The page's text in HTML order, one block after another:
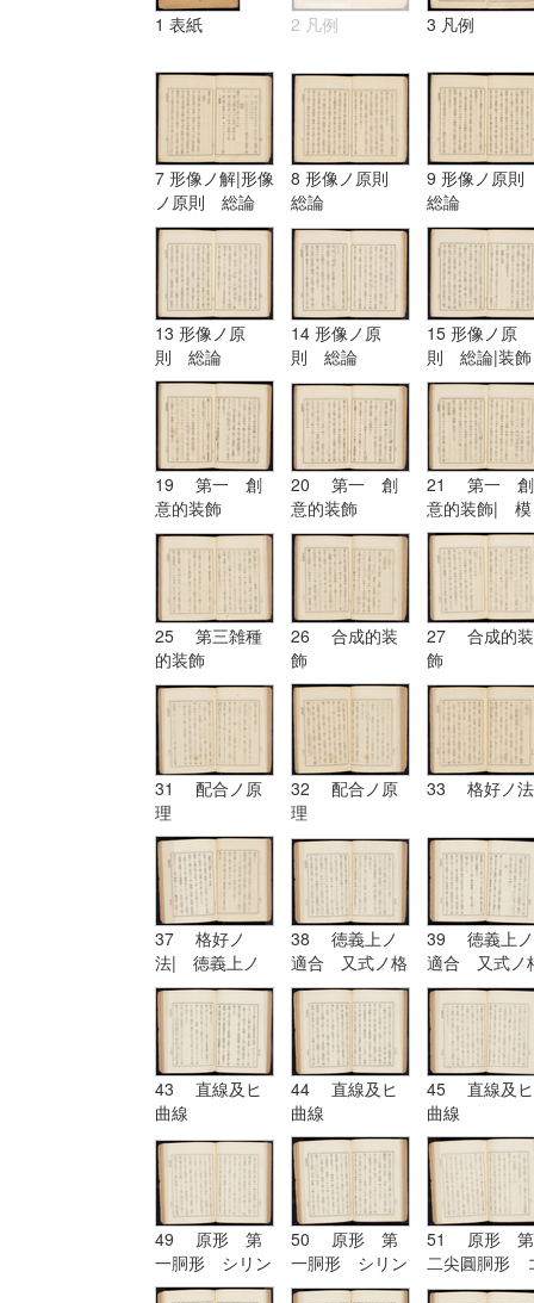
1 表紙 2 凡例 3 凡例
7 形像ノ解|形像
ノ原則 総論
8 形像ノ原則
総論
9 形像ノ原
総論
13 形像ノ原
則 総論
14 形像ノ原
則 総論
15 形像ノ原
則 総論|装飾
ノ原理
19 第一 創
意的装飾
20 第一 創
意的装飾
21 第一 創
意的装飾| 模
擬的装飾
25 第三雑種
的装飾
26 合成的装
飾
27 合成的装
飾
31 配合ノ原
理
32 配合ノ原
理
33 格好ノ法
37 格好ノ
法| 徳義上ノ
適合 又式ノ格
好
38 徳義上ノ
適合 又式ノ格
好
39 徳義上ノ
適合 又式ノ
好| 形
43 直線及ヒ
曲線
44 直線及ヒ
曲線
45 直線及ヒ
曲線
49 原形 第
一胴形 シリン
ドル
50 原形 第
一胴形 シリン
ドル
51 原形 第
二尖圓胴形
ノイド